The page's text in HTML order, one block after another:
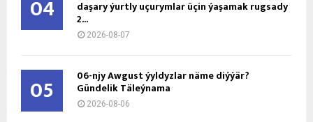
04 daşary ýurtly uçurymlar üçin ýaşamak rugsady
2...
2026-08-07
05 06-njy Awgust ýyldyzlar näme diýýär?
Gündelik Täleýnama
2026-08-06